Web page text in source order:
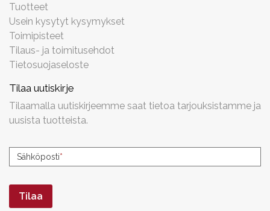
Tuotteet
Usein kysytyt kysymykset
Toimipisteet
Tilaus- ja toimitusehdot
Tietosuojaseloste
Tilaa uutiskirje
Tilaamalla uutiskirjeemme saat tietoa tarjouksistamme ja
uusista tuotteista.
Uutiskirjeen
tilaus
Sähköposti*
Tilaa